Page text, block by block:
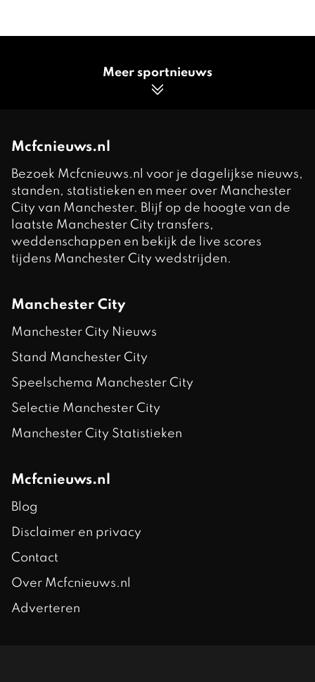
Meer sportnieuws
Mcfcnieuws.nl
Bezoek Mcfcnieuws.nl voor je dagelijkse nieuws,
standen, statistieken en meer over Manchester
City van Manchester. Blijf op de hoogte van de
laatste Manchester City transfers,
weddenschappen en bekijk de live scores
tijdens Manchester City wedstrijden.
Manchester City
Manchester City Nieuws
Stand Manchester City
Speelschema Manchester City
Selectie Manchester City
Manchester City Statistieken
Mcfcnieuws.nl
Blog
Disclaimer en privacy
Contact
Over Mcfcnieuws.nl
Adverteren